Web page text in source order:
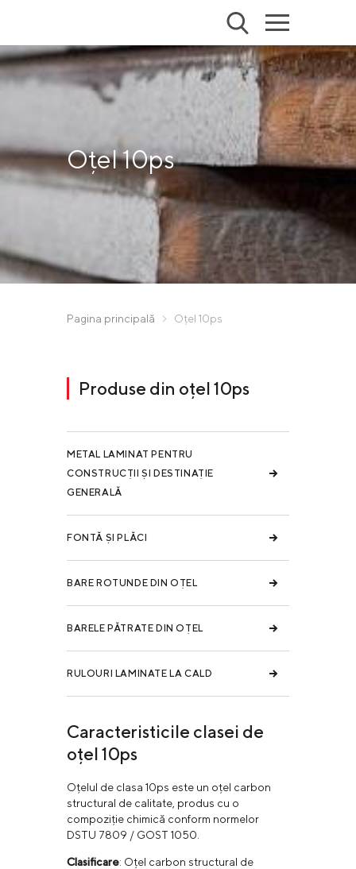
Oțel 10ps
Pagina principală Oțel 10ps
Produse din oțel 10ps
METAL LAMINAT PENTRU
CONSTRUCȚII ȘI DESTINAȚIE
GENERALĂ
FONTĂ ȘI PLĂCI
BARE ROTUNDE DIN OȚEL
BARELE PĂTRATE DIN OȚEL
RULOURI LAMINATE LA CALD
Caracteristicile clasei de
oțel 10ps
Oțelul de clasa 10ps este un oțel carbon
structural de calitate, produs cu o
compoziție chimică conform normelor
DSTU 7809 / GOST 1050.
Clasificare: Oțel carbon structural de